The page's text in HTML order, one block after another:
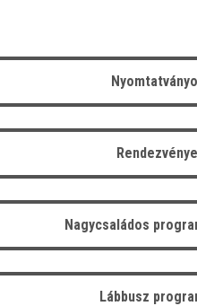
Nagycsaládos
Lábbusz